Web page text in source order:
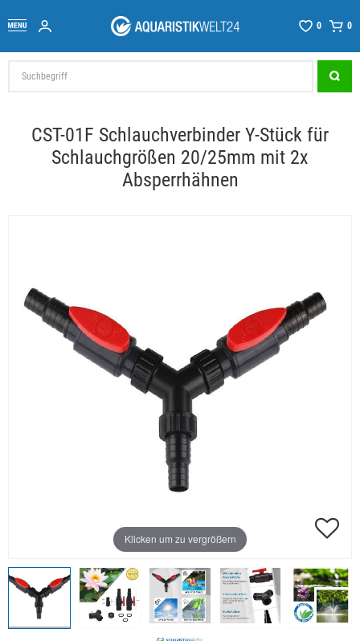
0 0
CST-01F Schlauchverbinder Y-Stück für
Schlauchgrößen 20/25mm mit 2x
Absperrhähnen
Klicken um zu vergrößern